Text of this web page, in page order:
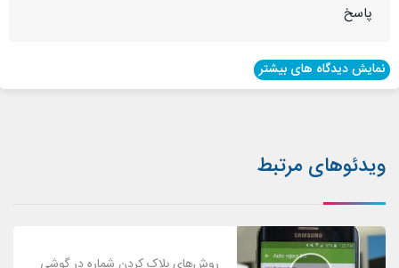
پاسخ
نمایش دیدگاه های بیشتر
ویدئوهای مرتبط